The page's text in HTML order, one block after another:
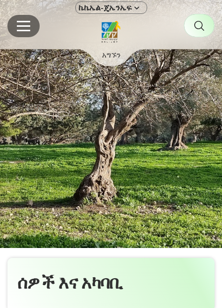
ኬኬኤል-ጄኤንኤፍ
አግኙን
ሰዎች እና አካባቢ